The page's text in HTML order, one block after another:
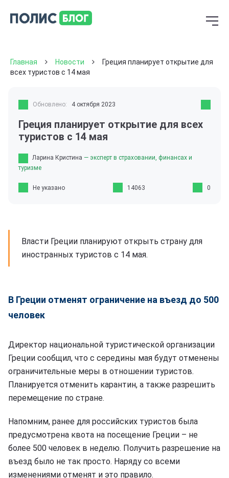
Главная Новости
Греция планирует открытие для
всех туристов с 14 мая
Обновлено: 4 октября 2023
Греция планирует открытие для всех
туристов с 14 мая
Ларина Кристина — эксперт в страховании, финансах и
туризме
Не указано 14063 0
Власти Греции планируют открыть страну для
иностранных туристов с 14 мая.
В Греции отменят ограничение на въезд до 500
человек
Директор национальной туристической организации
Греции сообщил, что с середины мая будут отменены
ограничительные меры в отношении туристов.
Планируется отменить карантин, а также разрешить
перемещение по стране.
Напомним, ранее для российских туристов была
предусмотрена квота на посещение Греции – не
более 500 человек в неделю. Получить разрешение на
въезд было не так просто. Наряду со всеми
изменениями отменят и это правило.